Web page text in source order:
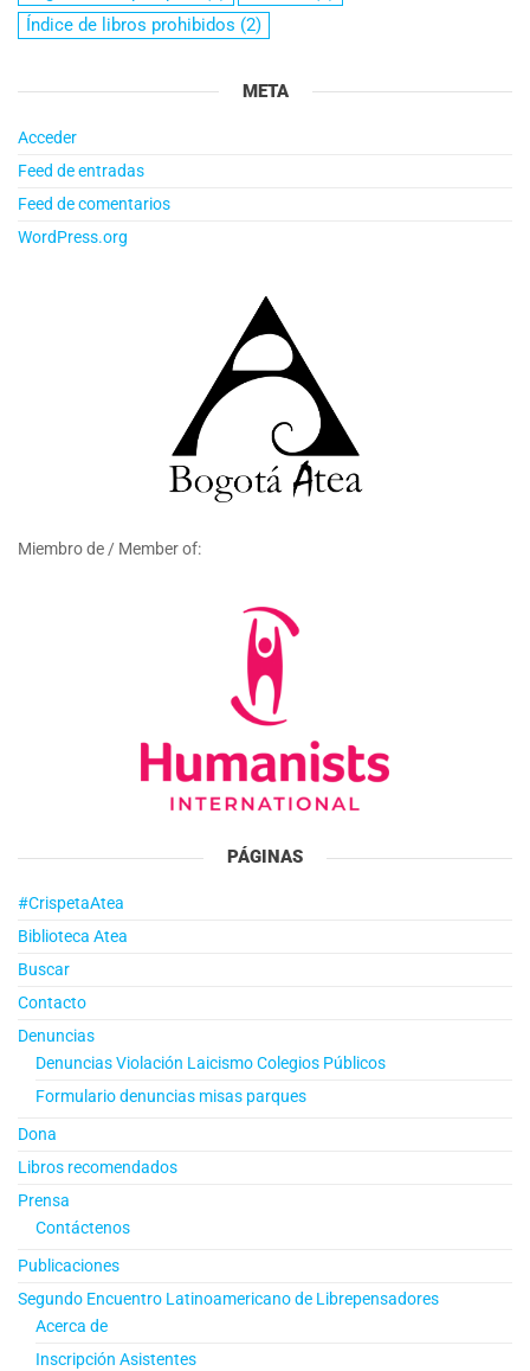
Índice de libros prohibidos (2)
META
Acceder
Feed de entradas
Feed de comentarios
WordPress.org
Miembro de / Member of:
PÁGINAS
#CrispetaAtea
Biblioteca Atea
Buscar
Contacto
Denuncias
Denuncias Violación Laicismo Colegios Públicos
Formulario denuncias misas parques
Dona
Libros recomendados
Prensa
Contáctenos
Publicaciones
Segundo Encuentro Latinoamericano de Librepensadores
Acerca de
Inscripción Asistentes